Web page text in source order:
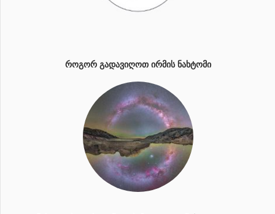
ᲠᲝᲒᲝᲠ ᲒᲐᲓᲐᲕᲘᲦᲝᲗ ᲘᲠᲛᲘᲡ ᲜᲐᲮᲢᲝᲛᲘ